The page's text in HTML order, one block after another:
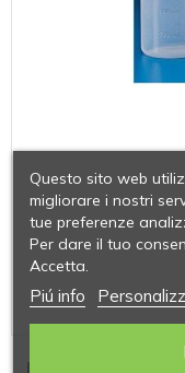
BOTTIGLIE
Questo sito web
migliorare i nostri
tue preferenze
Per dare il tuo
Accetta.
Piú info